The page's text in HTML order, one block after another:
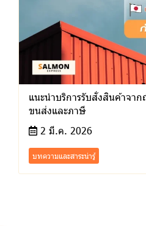
แนะนำบริการรับสั่งสินค้าจ
ขนส่งและภาษี
2 มี.ค. 2026
บทความและสาระน่ารู้